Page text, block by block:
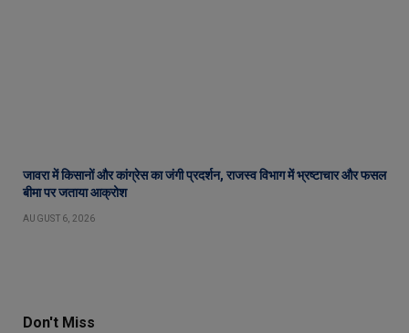
जावरा में किसानों और कांग्रेस का जंगी प्रदर्शन, राजस्व विभाग में भ्रष्टाचार और फसल
बीमा पर जताया आक्रोश
AUGUST 6, 2026
Don't Miss